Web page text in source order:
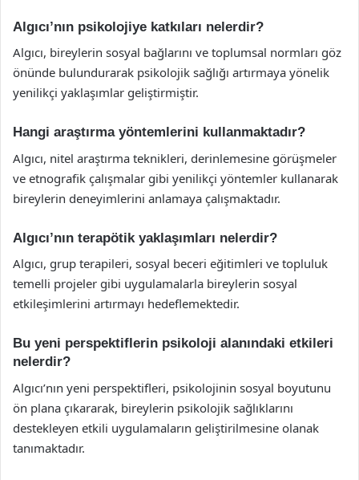
Algıcı’nın psikolojiye katkıları nelerdir?
Algıcı, bireylerin sosyal bağlarını ve toplumsal normları göz
önünde bulundurarak psikolojik sağlığı artırmaya yönelik
yenilikçi yaklaşımlar geliştirmiştir.
Hangi araştırma yöntemlerini kullanmaktadır?
Algıcı, nitel araştırma teknikleri, derinlemesine görüşmeler
ve etnografik çalışmalar gibi yenilikçi yöntemler kullanarak
bireylerin deneyimlerini anlamaya çalışmaktadır.
Algıcı’nın terapötik yaklaşımları nelerdir?
Algıcı, grup terapileri, sosyal beceri eğitimleri ve topluluk
temelli projeler gibi uygulamalarla bireylerin sosyal
etkileşimlerini artırmayı hedeflemektedir.
Bu yeni perspektiflerin psikoloji alanındaki etkileri
nelerdir?
Algıcı’nın yeni perspektifleri, psikolojinin sosyal boyutunu
ön plana çıkararak, bireylerin psikolojik sağlıklarını
destekleyen etkili uygulamaların geliştirilmesine olanak
tanımaktadır.